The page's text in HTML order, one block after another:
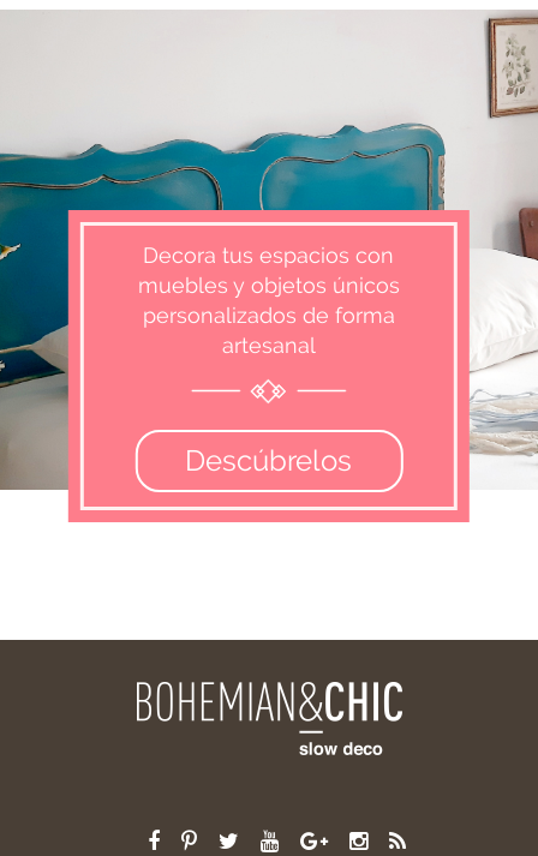
Decora tus espacios con
muebles y objetos únicos
personalizados de forma
artesanal
Descúbrelos